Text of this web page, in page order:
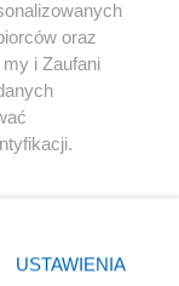
Youtube
oraz
i Zaufani
prywatności
USTAWIENIA